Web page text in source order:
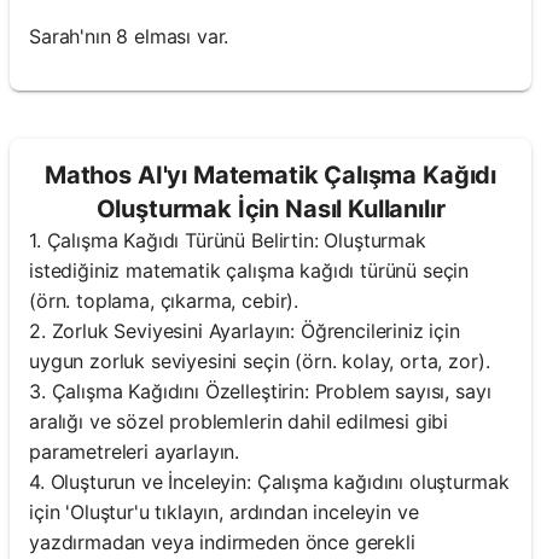
Sarah'nın 8 elması var.
Mathos AI'yı Matematik Çalışma Kağıdı
Oluşturmak İçin Nasıl Kullanılır
1. Çalışma Kağıdı Türünü Belirtin: Oluşturmak
istediğiniz matematik çalışma kağıdı türünü seçin
(örn. toplama, çıkarma, cebir).
2. Zorluk Seviyesini Ayarlayın: Öğrencileriniz için
uygun zorluk seviyesini seçin (örn. kolay, orta, zor).
3. Çalışma Kağıdını Özelleştirin: Problem sayısı, sayı
aralığı ve sözel problemlerin dahil edilmesi gibi
parametreleri ayarlayın.
4. Oluşturun ve İnceleyin: Çalışma kağıdını oluşturmak
için 'Oluştur'u tıklayın, ardından inceleyin ve
yazdırmadan veya indirmeden önce gerekli